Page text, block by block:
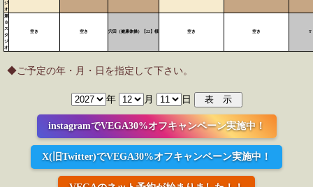
ジ
オ
第
８
ス
タ
ジ
オ
空き 空き 穴田（健康体操）【22】様 空き 空き T
◆ご予定の年・月・日を指定して下さい。
年 月 日
instagramでVEGA30%オフキャンペーン実施中！
X(旧Twitter)でVEGA30%オフキャンペーン実施中！